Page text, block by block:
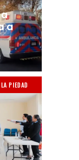
a
LA PIEDAD